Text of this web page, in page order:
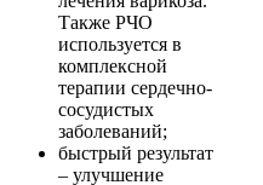
Также РЧО
используется в
комплексной
терапии сердечно-
сосудистых
заболеваний;
быстрый результат
– улучшение